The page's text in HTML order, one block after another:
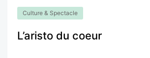
Culture & Spectacle
L’aristo du coeur